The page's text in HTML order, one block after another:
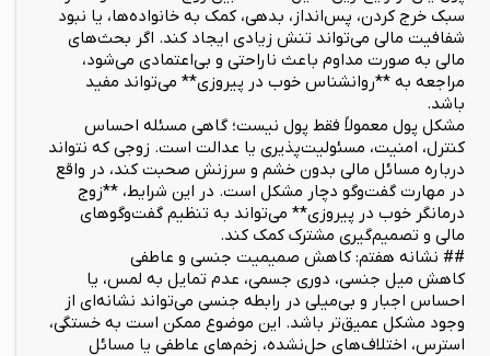
سبک خرج کردن، پس‌انداز، بدهی، کمک به خانواده‌ها، یا نبود
شفافیت مالی می‌تواند تنش زیادی ایجاد کند. اگر بحث‌های
مالی به صورت مداوم باعث ناراحتی و بی‌اعتمادی می‌شود،
مراجعه به **روانشناس خوب در پیروزی** می‌تواند مفید
باشد.
مشکل پول معمولاً فقط پول نیست؛ گاهی مسئله احساس
کنترل، امنیت، مسئولیت‌پذیری یا عدالت است. زوجی که نتواند
درباره مسائل مالی بدون خشم و سرزنش صحبت کند، در واقع
در مهارت گفت‌وگو دچار مشکل است. در این شرایط، **زوج
درمانگر خوب در پیروزی** می‌تواند به تنظیم گفت‌وگوهای
مالی و تصمیم‌گیری مشترک کمک کند.
## نشانه هفتم: کاهش صمیمیت جنسی و عاطفی
کاهش میل جنسی، دوری جسمی، عدم تمایل به لمس، یا
احساس اجبار و بی‌میلی در رابطه جنسی می‌تواند نشانه‌ای از
وجود مشکل عمیق‌تر باشد. این موضوع ممکن است به خستگی،
استرس، اختلاف‌های حل‌نشده، زخم‌های عاطفی یا مسائل